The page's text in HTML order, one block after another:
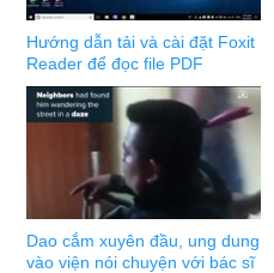
Hướng dẫn tải và cài đặt Foxit
Reader để đọc file PDF
Dao cắm xuyên đầu, ung dung
vào viện nói chuyện với bác sĩ